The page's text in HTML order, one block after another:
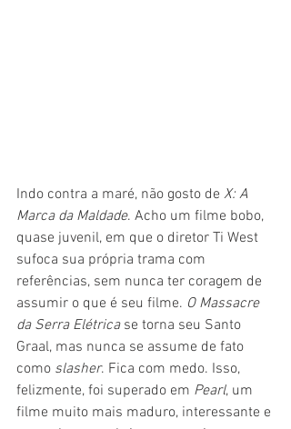
Indo contra a maré, não gosto de X: A
Marca da Maldade. Acho um filme bobo,
quase juvenil, em que o diretor Ti West
sufoca sua própria trama com
referências, sem nunca ter coragem de
assumir o que é seu filme. O Massacre
da Serra Elétrica se torna seu Santo
Graal, mas nunca se assume de fato
como slasher. Fica com medo. Isso,
felizmente, foi superado em Pearl, um
filme muito mais maduro, interessante e